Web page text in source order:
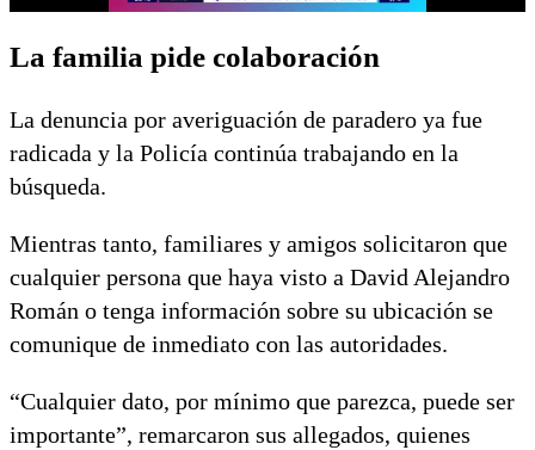
La familia pide colaboración
La denuncia por averiguación de paradero ya fue
radicada y la Policía continúa trabajando en la
búsqueda.
Mientras tanto, familiares y amigos solicitaron que
cualquier persona que haya visto a David Alejandro
Román o tenga información sobre su ubicación se
comunique de inmediato con las autoridades.
“Cualquier dato, por mínimo que parezca, puede ser
importante”, remarcaron sus allegados, quienes